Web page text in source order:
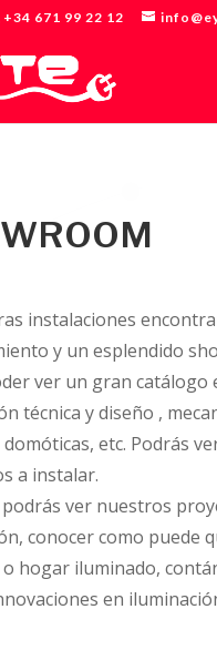
+34 671 99 22 12
instalaciones
y un esplendido
ver un gran catálogo
técnica y diseño ,
etc. Podrás
a instalar.
ver nuestros
conocer como puede
hogar iluminado,
en